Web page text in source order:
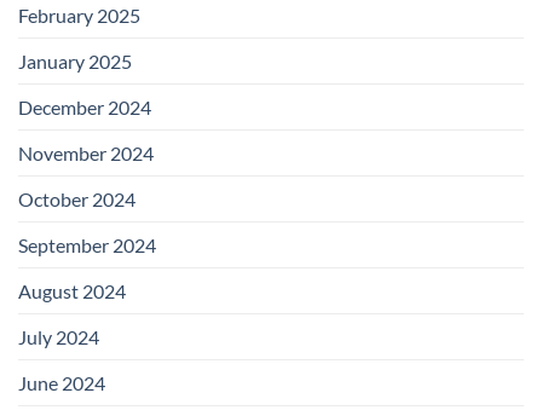
February 2025
January 2025
December 2024
November 2024
October 2024
September 2024
August 2024
July 2024
June 2024